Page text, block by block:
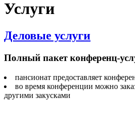
Услуги
Деловые услуги
Полный пакет конференц-
пансионат предоставляет
во время конференции можно
другими закусками